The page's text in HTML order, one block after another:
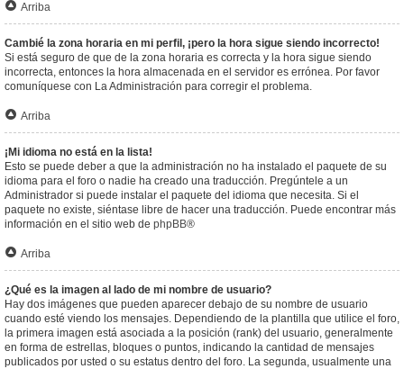
Arriba
Cambié la zona horaria en mi perfil, ¡pero la hora sigue siendo incorrecto!
Si está seguro de que de la zona horaria es correcta y la hora sigue siendo
incorrecta, entonces la hora almacenada en el servidor es errónea. Por favor
comuníquese con La Administración para corregir el problema.
Arriba
¡Mi idioma no está en la lista!
Esto se puede deber a que la administración no ha instalado el paquete de su
idioma para el foro o nadie ha creado una traducción. Pregúntele a un
Administrador si puede instalar el paquete del idioma que necesita. Si el
paquete no existe, siéntase libre de hacer una traducción. Puede encontrar más
información en el sitio web de phpBB®
Arriba
¿Qué es la imagen al lado de mi nombre de usuario?
Hay dos imágenes que pueden aparecer debajo de su nombre de usuario
cuando esté viendo los mensajes. Dependiendo de la plantilla que utilice el foro,
la primera imagen está asociada a la posición (rank) del usuario, generalmente
en forma de estrellas, bloques o puntos, indicando la cantidad de mensajes
publicados por usted o su estatus dentro del foro. La segunda, usualmente una